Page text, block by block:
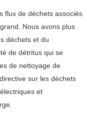
flux de déchets associés
Nous avons plus
déchets et du
de détritus qui se
de nettoyage de
sur les déchets
et